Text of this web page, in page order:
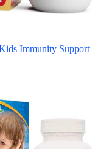
Immunity Support